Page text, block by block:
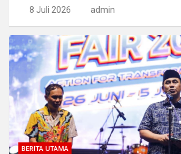
8 Juli 2026 admin
BERITA UTAMA